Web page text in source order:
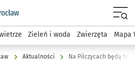
podserwis: Środowisko we
Zieleń i woda Zwierzęta Mapa
Aktualności